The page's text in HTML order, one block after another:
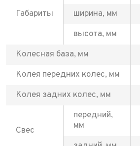
Габариты
ширина, мм
высота, мм
Колесная база, мм
Колея передних колес, мм
Колея задних колес, мм
Свес
передний,
мм